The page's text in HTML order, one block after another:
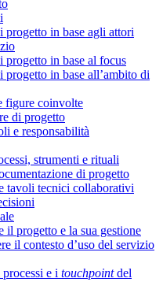
in base agli attori
in base al focus
in base all’ambito di
figure coinvolte
di progetto
e responsabilità
strumenti e rituali
di progetto
tavoli tecnici collaborativi
il progetto e la sua gestione
il contesto d’uso del servizio
e i touchpointdel